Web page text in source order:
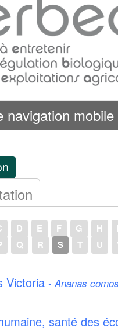
navigation mobile
D E F G H I
Q R S T U
Victoria - Ananas
santé des